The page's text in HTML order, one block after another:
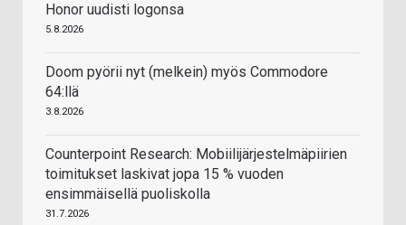
Honor uudisti logonsa
5.8.2026
Doom pyörii nyt (melkein) myös Commodore
64:llä
3.8.2026
Counterpoint Research: Mobiilijärjestelmäpiirien
toimitukset laskivat jopa 15 % vuoden
ensimmäisellä puoliskolla
31.7.2026